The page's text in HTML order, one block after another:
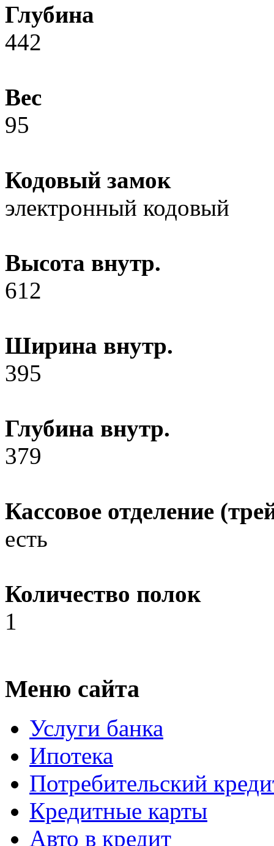
Глубина
442
Вес
95
Кодовый замок
электронный кодовый
Высота внутр.
612
Ширина внутр.
395
Глубина внутр.
379
Кассовое отделение
есть
Количество полок
1
Меню сайта
Услуги банка
Ипотека
Потребительский
Кредитные карты
Авто в кредит